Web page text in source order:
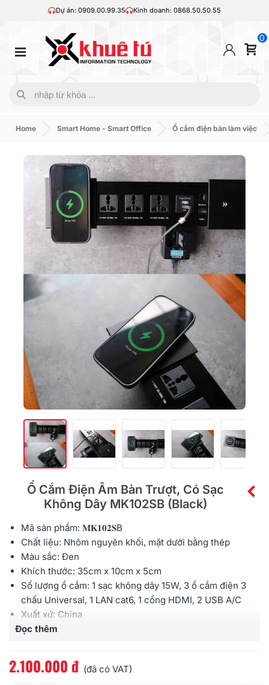
Dự án: 0909.00.99.35 Kinh doanh: 0868.50.50.55
0
Home Smart Home - Smart Office Ổ cắm điện bàn làm việc
Ổ Cắm Điện Âm Bàn Trượt, Có Sạc
Không Dây MK102SB (Black)
Mã sản phẩm: 𝐌𝐊𝟏𝟎𝟐𝐒B
Chất liệu: Nhôm nguyên khối, mặt dưới bằng thép
Màu sắc: Đen
Khích thước: 35cm x 10cm x 5cm
Số lượng ổ cắm: 1 sạc không dây 15W, 3 ổ cắm điện 3
chấu Universal, 1 LAN cat6, 1 cổng HDMI, 2 USB A/C
Xuất xứ: China
Bảo hành: 12 tháng
Đọc thêm
2.100.000 đ (đã có VAT)